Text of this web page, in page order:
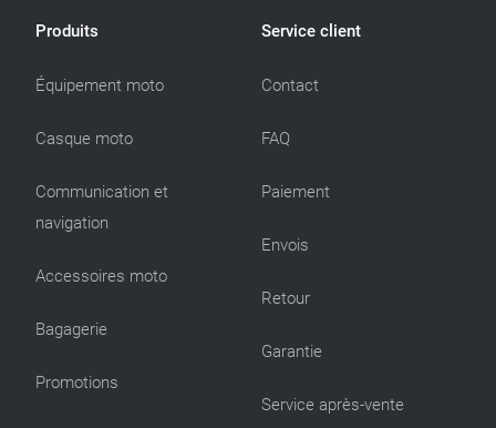
Produits
Équipement moto
Casque moto
Communication et
navigation
Accessoires moto
Bagagerie
Promotions
Service client
Contact
FAQ
Paiement
Envois
Retour
Garantie
Service après-vente